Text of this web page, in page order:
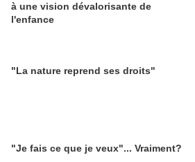
à une vision dévalorisante de
l'enfance
"La nature reprend ses droits"
"Je fais ce que je veux"... Vraiment?